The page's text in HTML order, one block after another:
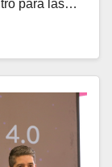
para las…